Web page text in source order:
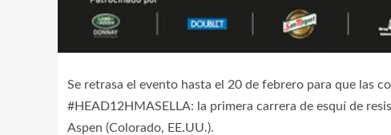
Se retrasa el evento hasta el 20 de febrero para que las
#HEAD12HMASELLA: la primera carrera de esquí de
Aspen (Colorado, EE.UU.).